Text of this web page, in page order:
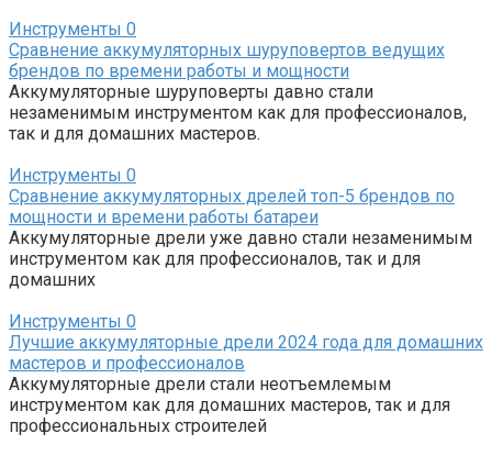
Инструменты 0
Сравнение аккумуляторных шуруповертов ведущих
брендов по времени работы и мощности
Аккумуляторные шуруповерты давно стали
незаменимым инструментом как для профессионалов,
так и для домашних мастеров.
Инструменты 0
Сравнение аккумуляторных дрелей топ-5 брендов по
мощности и времени работы батареи
Аккумуляторные дрели уже давно стали незаменимым
инструментом как для профессионалов, так и для
домашних
Инструменты 0
Лучшие аккумуляторные дрели 2024 года для домашних
мастеров и профессионалов
Аккумуляторные дрели стали неотъемлемым
инструментом как для домашних мастеров, так и для
профессиональных строителей